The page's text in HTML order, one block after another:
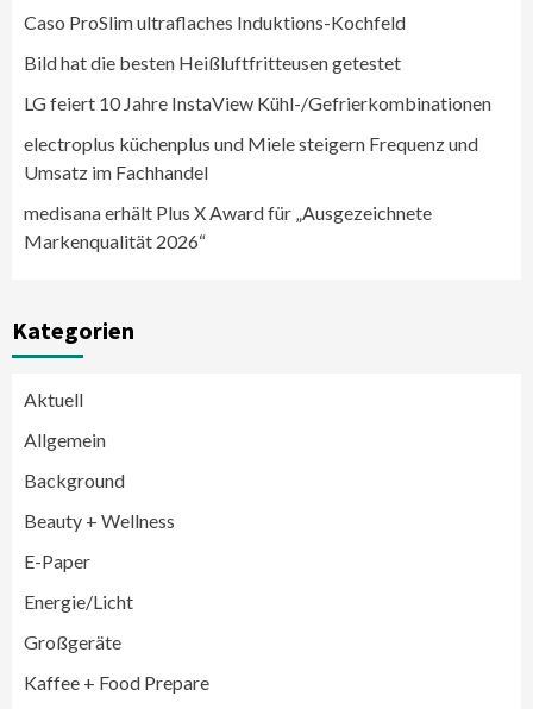
Caso ProSlim ultraflaches Induktions-Kochfeld
Bild hat die besten Heißluftfritteusen getestet
LG feiert 10 Jahre InstaView Kühl-/Gefrierkombinationen
electroplus küchenplus und Miele steigern Frequenz und
Umsatz im Fachhandel
medisana erhält Plus X Award für „Ausgezeichnete
Markenqualität 2026“
Kategorien
Aktuell
Allgemein
Background
Beauty + Wellness
E-Paper
Energie/Licht
Großgeräte
Kaffee + Food Prepare
LG feiert 10 Jahre InstaView